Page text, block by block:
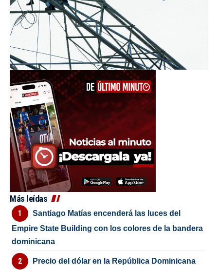
Más leídas
Santiago Matías encenderá las luces del
Empire State Building con los colores de la bandera
dominicana
Precio del dólar en la República Dominicana